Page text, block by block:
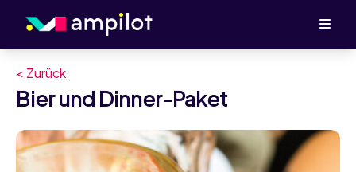
< Zurück
Bier und Dinner-Paket